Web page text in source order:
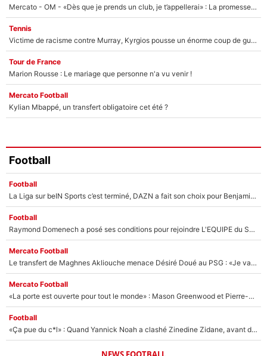
Mercato - OM - «Dès que je prends un club, je t’appellerai» : La promesse de Marcelino au moment de claquer la porte
Tennis
Victime de racisme contre Murray, Kyrgios pousse un énorme coup de gueule !
Tour de France
Marion Rousse : Le mariage que personne n'a vu venir !
Mercato Football
Kylian Mbappé, un transfert obligatoire cet été ?
Football
Football
La Liga sur beIN Sports c’est terminé, DAZN a fait son choix pour Benjamin Da Silva et Omar Da Fonseca !
Football
Raymond Domenech a posé ses conditions pour rejoindre L'EQUIPE du Soir : Il refuse de faire l'émission avec un autre chroniqueur !
Mercato Football
Le transfert de Maghnes Akliouche menace Désiré Doué au PSG : «Je valide à 200%»
Mercato Football
«La porte est ouverte pour tout le monde» : Mason Greenwood et Pierre-Emerick Aubameyang ont quitté l'OM, Amine Gouiri balance sur la suite du mercato et sur la réaction du vestiaire !
Football
«Ça pue du c*l» : Quand Yannick Noah a clashé Zinedine Zidane, avant de se faire recadrer par le nouveau sélectionneur de l'équipe de France !